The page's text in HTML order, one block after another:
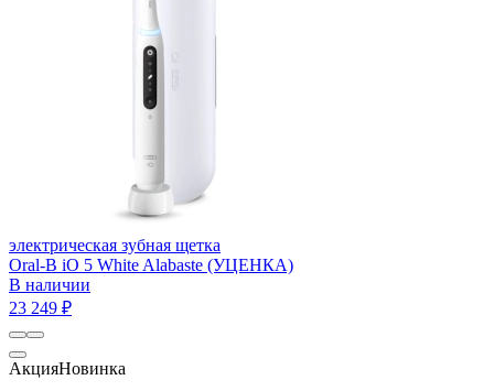
электрическая зубная щетка
Oral-B iO 5 White Alabaste (УЦЕНКА)
В наличии
23 249 ₽
АкцияНовинка